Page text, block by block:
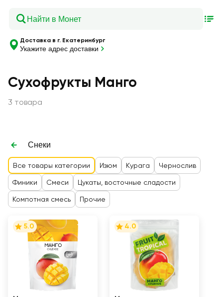
Доставка в г. Екатеринбург
Укажите адрес доставки
Сухофрукты Манго
3 товара
Снеки
Все товары категории Изюм Курага Чернослив
Финики Смеси Цукаты, восточные сладости
Компотная смесь Прочие
5.0 4.0